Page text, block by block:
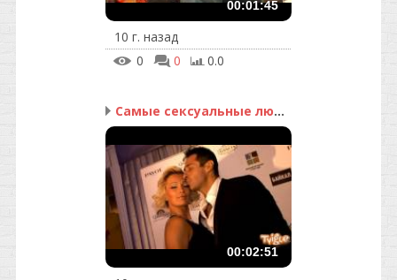
00:01:45
10 г. назад
0
0 0.0
Самые сексуальные люди ...
00:02:51